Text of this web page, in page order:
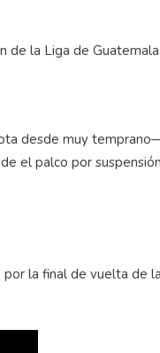
de la Liga de Guatemala.
desde muy
el palco por
la final de vuelta de